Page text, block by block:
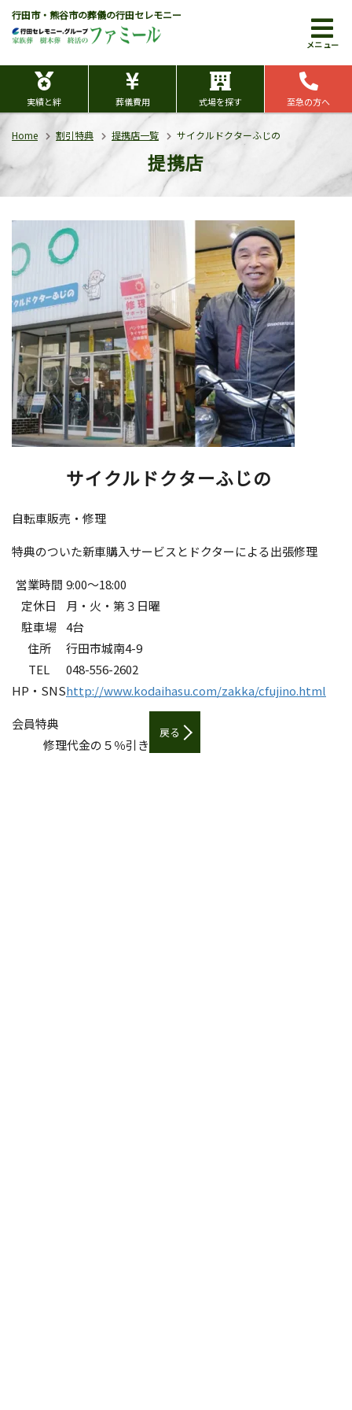
行田市・熊谷市の葬儀の行田セレモニー
メニュー
実績と絆 葬儀費用 式場を探す 至急の方へ
Home 割引特典 提携店一覧 サイクルドクターふじの
提携店
サイクルドクターふじの
自転車販売・修理
特典のついた新車購入サービスとドクターによる出張修理
営業時間 9:00〜18:00
定休日
月・火・第３日曜
駐車場 4台
住所
行田市城南4-9
TEL
048-556-2602
HP・SNShttp://www.kodaihasu.com/zakka/cfujino.html
会員特典
修理代金の５％引き
戻る